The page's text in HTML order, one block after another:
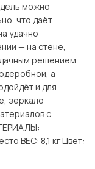
можно
что даёт
удачно
— на стене,
решением
а
и для
зеркало
с
ВЕС: 8,1 кг Цвет: